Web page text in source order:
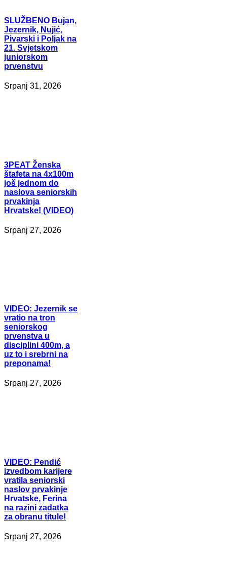
SLUŽBENO Bujan,
Jezernik, Nujić,
Pivarski i Poljak na
21. Svjetskom
juniorskom
prvenstvu
Srpanj 31, 2026
3PEAT Ženska
štafeta na 4x100m
još jednom do
naslova seniorskih
prvakinja
Hrvatske! (VIDEO)
Srpanj 27, 2026
VIDEO: Jezernik se
vratio na tron
seniorskog
prvenstva u
disciplini 400m, a
uz to i srebrni na
preponama!
Srpanj 27, 2026
VIDEO: Pendić
izvedbom karijere
vratila seniorski
naslov prvakinje
Hrvatske, Ferina
na razini zadatka
za obranu titule!
Srpanj 27, 2026